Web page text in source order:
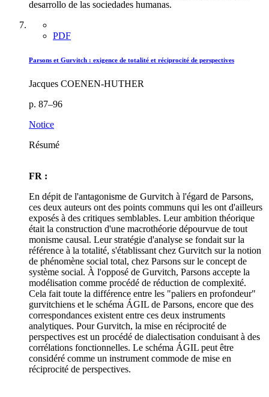
desarrollo de las sociedades humanas.
PDF
Parsons et Gurvitch : exigence de totalité et réciprocité de perspectives
Jacques COENEN-HUTHER
p. 87–96
Notice
Résumé
FR :
En dépit de l'antagonisme de Gurvitch à l'égard de Parsons,
ces deux auteurs ont des points communs qui les ont d'ailleurs
exposés à des critiques semblables. Leur ambition théorique
était la construction d'une macrothéorie dépourvue de tout
monisme causal. Leur stratégie d'analyse se fondait sur la
référence à la totalité, s'établissant chez Gurvitch sur la notion
de phénomène social total, chez Parsons sur le concept de
système social. À l'opposé de Gurvitch, Parsons accepte la
modélisation comme procédé de réduction de complexité.
Cela fait toute la différence entre les "paliers en profondeur"
gurvitchiens et le schéma ÁGIL de Parsons, encore que des
correspondances existent entre ces deux instruments
analytiques. Pour Gurvitch, la mise en réciprocité de
perspectives est un procédé de dialectisation conduisant à des
corrélations fonctionnelles. Le schéma ÁGIL peut être
considéré comme un instrument commode de mise en
réciprocité de perspectives.